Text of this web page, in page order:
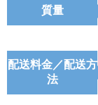
質量
配送料金／配送方
法